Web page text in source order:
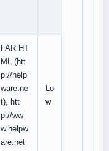
FAR HT
ML (htt
p://help
ware.ne
t), htt
p://ww
w.helpw
are.net
Lo
w